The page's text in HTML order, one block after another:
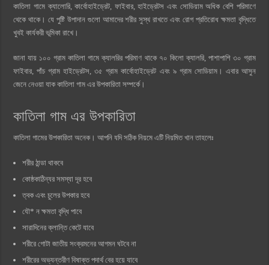
কাতিলা গামে ক্যালোরি, কার্বোহাইড্রেট, ফাইবার, হাইড্রেটস এবং সোডিয়াম অধিক বেশি পরিমাণে
থেকে থাকে। যে পুষ্টি উপাদান গুলো আমাদের শরীর সুস্থ রাখতে এবং রোগ প্রতিরোধ ক্ষমতা বৃদ্ধিতে
খুবই কার্যকরী ভূমিকা রাখে।
জানা যায় ১০০ গ্রাম কাতিলা গামে ক্যালরির পরিমাণ থাকে ৭০ কিলো ক্যালরি, পাশাপাশি ৩০ গ্রাম
ফাইবার, পাঁচ গ্রাম হাইড্রেটস, ৩৫ গ্রাম কার্বোহাইড্রেট এবং ৯ গ্রাম সোডিয়াম। এবার আসুন
জেনে নেওয়া যাক কাতিলা গাম এর উপকারিতা সম্পর্কে।
কাতিলা গাম এর উপকারিতা
কাতিলা গামের উপকারিতা অনেক। আপনি যদি সঠিক নিয়মে এটি নিয়মিত খান তাহলেঃ
শরীর ঠান্ডা থাকবে
কোষ্ঠকাঠিন্যর সমস্যা দূর হবে
ত্বক এবং চুলের উপকার হবে
যৌ* ন ক্ষমতা বৃদ্ধি পাবে
সারাদিনের ক্লান্তি কেটে যাবে
শরীরে গোটা জাতীয় সংক্রমনের আগমন ঘটবে না
শরীরের অভ্যন্তরীণ বিষাক্ত পদার্থ বের হয়ে যাবে